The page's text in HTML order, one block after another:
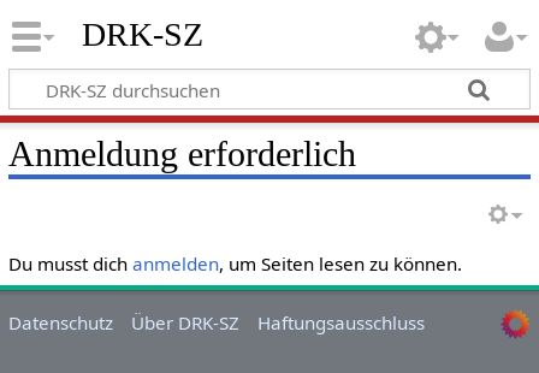
DRK-SZ
Anmeldung erforderlich
Du musst dich anmelden, um Seiten lesen zu können.
Datenschutz Über DRK-SZ Haftungsausschluss